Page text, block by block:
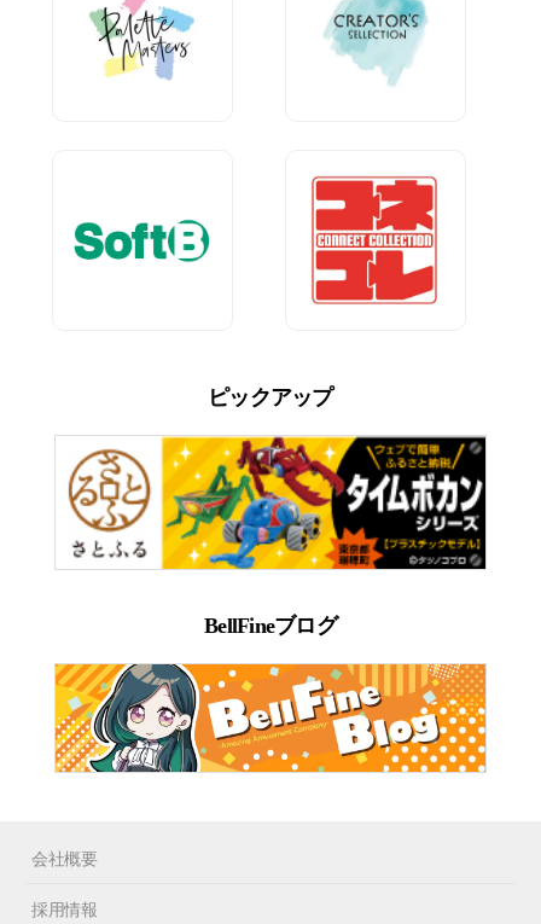
ピックアップ
BellFineブログ
会社概要
採用情報